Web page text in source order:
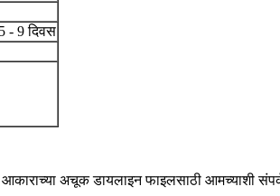
- 9 दिवस
अचूक डायलाइन फाइलसाठी आमच्याशी